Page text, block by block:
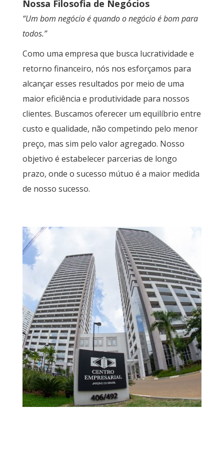
Nossa Filosofia de Negócios
“Um bom negócio é quando o negócio é bom para
todos.”
Como uma empresa que busca lucratividade e
retorno financeiro, nós nos esforçamos para
alcançar esses resultados por meio de uma
maior eficiência e produtividade para nossos
clientes. Buscamos oferecer um equilíbrio entre
custo e qualidade, não competindo pelo menor
preço, mas sim pelo valor agregado. Nosso
objetivo é estabelecer parcerias de longo
prazo, onde o sucesso mútuo é a maior medida
de nosso sucesso.